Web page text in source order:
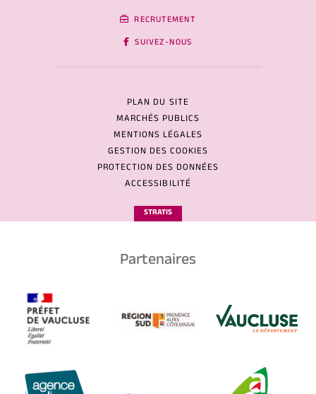
RECRUTEMENT
SUIVEZ-NOUS
PLAN DU SITE
MARCHÉS PUBLICS
MENTIONS LÉGALES
GESTION DES COOKIES
PROTECTION DES DONNÉES
ACCESSIBILITÉ
STRATIS
Partenaires